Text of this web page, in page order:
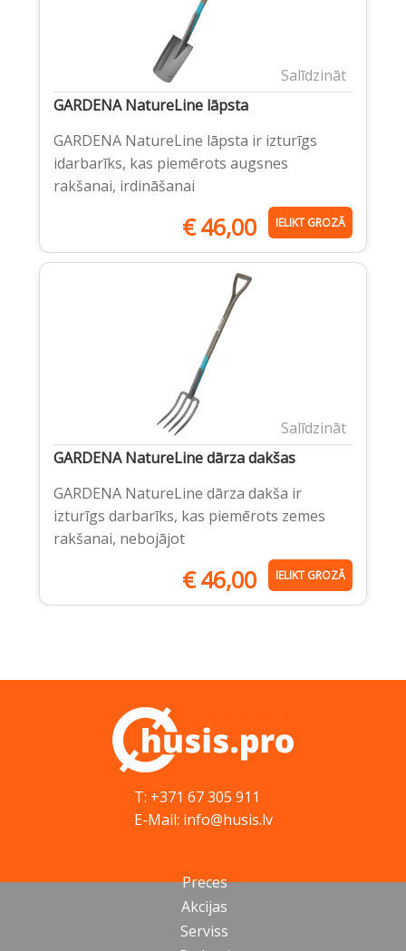
Salīdzināt
GARDENA NatureLine lāpsta
GARDENA NatureLine lāpsta ir izturīgs
idarbarīks, kas piemērots augsnes
rakšanai, irdināšanai
€46,00 IELIKT GROZĀ
Salīdzināt
GARDENA NatureLine dārza dakšas
GARDENA NatureLine dārza dakša ir
izturīgs darbarīks, kas piemērots zemes
rakšanai, nebojājot
€46,00 IELIKT GROZĀ
T: +371 67 305 911
E-Mail: info@husis.lv
Preces
Akcijas
Serviss